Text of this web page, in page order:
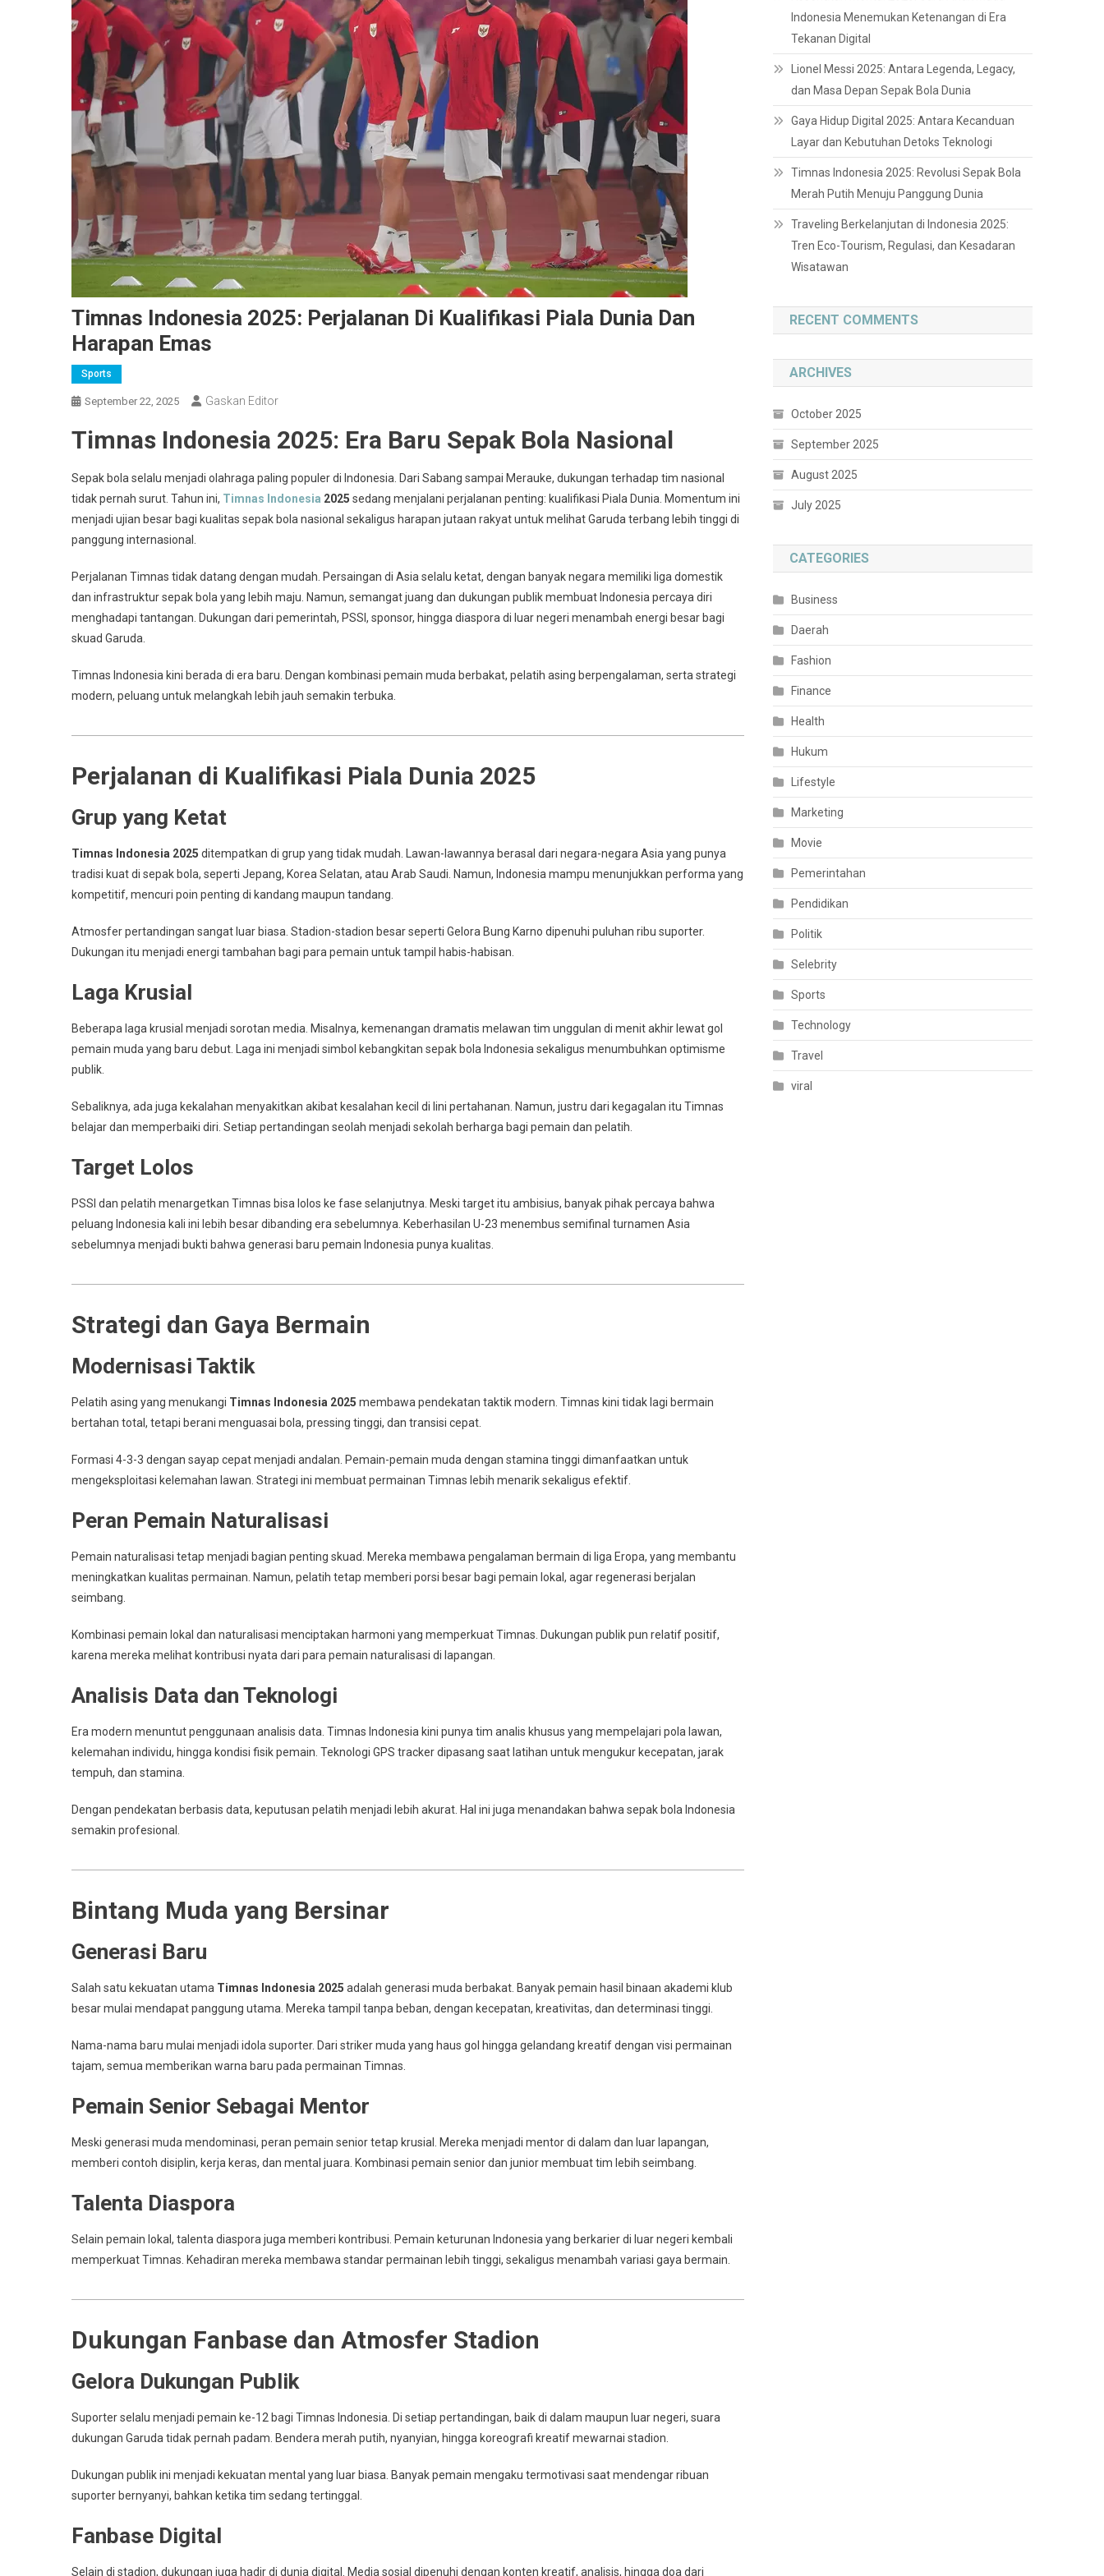
Timnas Indonesia 2025: Perjalanan Di Kualifikasi Piala Dunia Dan
Harapan Emas
Sports
September 22, 2025 Gaskan Editor
Timnas Indonesia 2025: Era Baru Sepak Bola Nasional
Sepak bola selalu menjadi olahraga paling populer di Indonesia. Dari Sabang sampai Merauke, dukungan terhadap tim nasional
tidak pernah surut. Tahun ini, Timnas Indonesia 2025 sedang menjalani perjalanan penting: kualifikasi Piala Dunia. Momentum ini
menjadi ujian besar bagi kualitas sepak bola nasional sekaligus harapan jutaan rakyat untuk melihat Garuda terbang lebih tinggi di
panggung internasional.
Perjalanan Timnas tidak datang dengan mudah. Persaingan di Asia selalu ketat, dengan banyak negara memiliki liga domestik
dan infrastruktur sepak bola yang lebih maju. Namun, semangat juang dan dukungan publik membuat Indonesia percaya diri
menghadapi tantangan. Dukungan dari pemerintah, PSSI, sponsor, hingga diaspora di luar negeri menambah energi besar bagi
skuad Garuda.
Timnas Indonesia kini berada di era baru. Dengan kombinasi pemain muda berbakat, pelatih asing berpengalaman, serta strategi
modern, peluang untuk melangkah lebih jauh semakin terbuka.
Perjalanan di Kualifikasi Piala Dunia 2025
Grup yang Ketat
Timnas Indonesia 2025 ditempatkan di grup yang tidak mudah. Lawan-lawannya berasal dari negara-negara Asia yang punya
tradisi kuat di sepak bola, seperti Jepang, Korea Selatan, atau Arab Saudi. Namun, Indonesia mampu menunjukkan performa yang
kompetitif, mencuri poin penting di kandang maupun tandang.
Atmosfer pertandingan sangat luar biasa. Stadion-stadion besar seperti Gelora Bung Karno dipenuhi puluhan ribu suporter.
Dukungan itu menjadi energi tambahan bagi para pemain untuk tampil habis-habisan.
Laga Krusial
Beberapa laga krusial menjadi sorotan media. Misalnya, kemenangan dramatis melawan tim unggulan di menit akhir lewat gol
pemain muda yang baru debut. Laga ini menjadi simbol kebangkitan sepak bola Indonesia sekaligus menumbuhkan optimisme
publik.
Sebaliknya, ada juga kekalahan menyakitkan akibat kesalahan kecil di lini pertahanan. Namun, justru dari kegagalan itu Timnas
belajar dan memperbaiki diri. Setiap pertandingan seolah menjadi sekolah berharga bagi pemain dan pelatih.
Target Lolos
PSSI dan pelatih menargetkan Timnas bisa lolos ke fase selanjutnya. Meski target itu ambisius, banyak pihak percaya bahwa
peluang Indonesia kali ini lebih besar dibanding era sebelumnya. Keberhasilan U-23 menembus semifinal turnamen Asia
sebelumnya menjadi bukti bahwa generasi baru pemain Indonesia punya kualitas.
Strategi dan Gaya Bermain
Modernisasi Taktik
Pelatih asing yang menukangi Timnas Indonesia 2025 membawa pendekatan taktik modern. Timnas kini tidak lagi bermain
bertahan total, tetapi berani menguasai bola, pressing tinggi, dan transisi cepat.
Formasi 4-3-3 dengan sayap cepat menjadi andalan. Pemain-pemain muda dengan stamina tinggi dimanfaatkan untuk
mengeksploitasi kelemahan lawan. Strategi ini membuat permainan Timnas lebih menarik sekaligus efektif.
Peran Pemain Naturalisasi
Pemain naturalisasi tetap menjadi bagian penting skuad. Mereka membawa pengalaman bermain di liga Eropa, yang membantu
meningkatkan kualitas permainan. Namun, pelatih tetap memberi porsi besar bagi pemain lokal, agar regenerasi berjalan
seimbang.
Kombinasi pemain lokal dan naturalisasi menciptakan harmoni yang memperkuat Timnas. Dukungan publik pun relatif positif,
karena mereka melihat kontribusi nyata dari para pemain naturalisasi di lapangan.
Analisis Data dan Teknologi
Era modern menuntut penggunaan analisis data. Timnas Indonesia kini punya tim analis khusus yang mempelajari pola lawan,
kelemahan individu, hingga kondisi fisik pemain. Teknologi GPS tracker dipasang saat latihan untuk mengukur kecepatan, jarak
tempuh, dan stamina.
Dengan pendekatan berbasis data, keputusan pelatih menjadi lebih akurat. Hal ini juga menandakan bahwa sepak bola Indonesia
semakin profesional.
Bintang Muda yang Bersinar
Generasi Baru
Salah satu kekuatan utama Timnas Indonesia 2025 adalah generasi muda berbakat. Banyak pemain hasil binaan akademi klub
besar mulai mendapat panggung utama. Mereka tampil tanpa beban, dengan kecepatan, kreativitas, dan determinasi tinggi.
Nama-nama baru mulai menjadi idola suporter. Dari striker muda yang haus gol hingga gelandang kreatif dengan visi permainan
tajam, semua memberikan warna baru pada permainan Timnas.
Pemain Senior Sebagai Mentor
Meski generasi muda mendominasi, peran pemain senior tetap krusial. Mereka menjadi mentor di dalam dan luar lapangan,
memberi contoh disiplin, kerja keras, dan mental juara. Kombinasi pemain senior dan junior membuat tim lebih seimbang.
Talenta Diaspora
Selain pemain lokal, talenta diaspora juga memberi kontribusi. Pemain keturunan Indonesia yang berkarier di luar negeri kembali
memperkuat Timnas. Kehadiran mereka membawa standar permainan lebih tinggi, sekaligus menambah variasi gaya bermain.
Dukungan Fanbase dan Atmosfer Stadion
Gelora Dukungan Publik
Suporter selalu menjadi pemain ke-12 bagi Timnas Indonesia. Di setiap pertandingan, baik di dalam maupun luar negeri, suara
dukungan Garuda tidak pernah padam. Bendera merah putih, nyanyian, hingga koreografi kreatif mewarnai stadion.
Dukungan publik ini menjadi kekuatan mental yang luar biasa. Banyak pemain mengaku termotivasi saat mendengar ribuan
suporter bernyanyi, bahkan ketika tim sedang tertinggal.
Fanbase Digital
Selain di stadion, dukungan juga hadir di dunia digital. Media sosial dipenuhi dengan konten kreatif, analisis, hingga doa dari
Indonesia Menemukan Ketenangan di Era
Tekanan Digital
Lionel Messi 2025: Antara Legenda, Legacy,
dan Masa Depan Sepak Bola Dunia
Gaya Hidup Digital 2025: Antara Kecanduan
Layar dan Kebutuhan Detoks Teknologi
Timnas Indonesia 2025: Revolusi Sepak Bola
Merah Putih Menuju Panggung Dunia
Traveling Berkelanjutan di Indonesia 2025:
Tren Eco-Tourism, Regulasi, dan Kesadaran
Wisatawan
RECENT COMMENTS
ARCHIVES
October 2025
September 2025
August 2025
July 2025
CATEGORIES
Business
Daerah
Fashion
Finance
Health
Hukum
Lifestyle
Marketing
Movie
Pemerintahan
Pendidikan
Politik
Selebrity
Sports
Technology
Travel
viral